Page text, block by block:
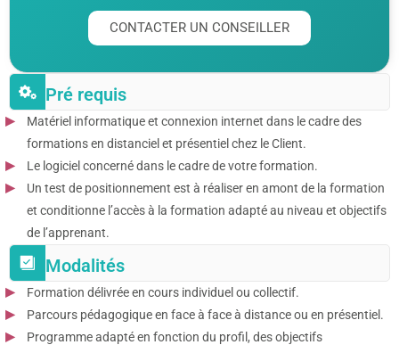
CONTACTER UN CONSEILLER
Pré requis
Matériel informatique et connexion internet dans le cadre des
formations en distanciel et présentiel chez le Client.
Le logiciel concerné dans le cadre de votre formation.
Un test de positionnement est à réaliser en amont de la formation
et conditionne l’accès à la formation adapté au niveau et objectifs
de l’apprenant.
Modalités
Formation délivrée en cours individuel ou collectif.
Parcours pédagogique en face à face à distance ou en présentiel.
Programme adapté en fonction du profil, des objectifs